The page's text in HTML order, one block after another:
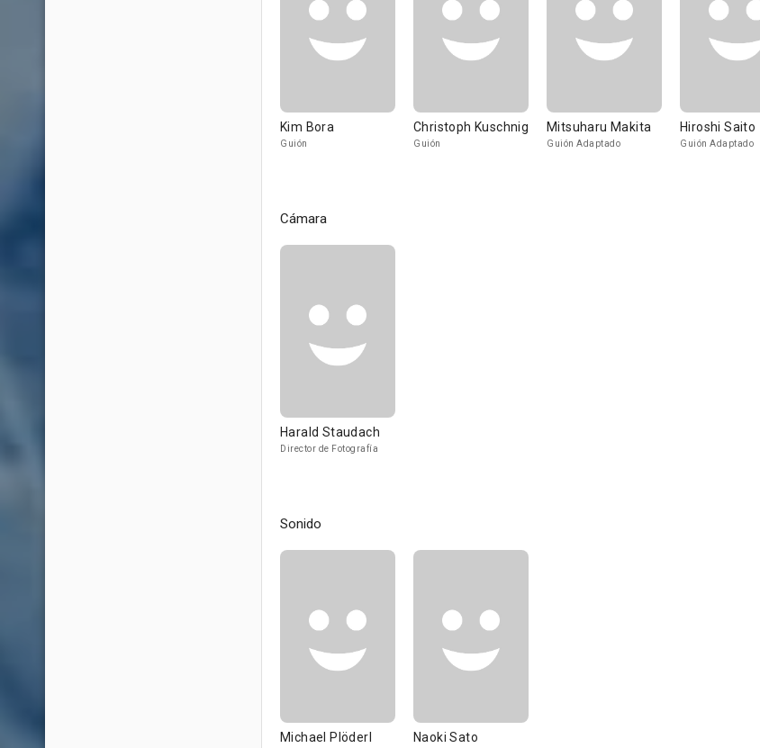
Kim Bora
Guión
Christoph Kuschnig
Guión
Mitsuharu Makita
Guión Adaptado
Hiroshi Saito
Guión Adaptado
Cámara
Harald Staudach
Director de Fotografía
Sonido
Michael Plöderl Naoki Sato